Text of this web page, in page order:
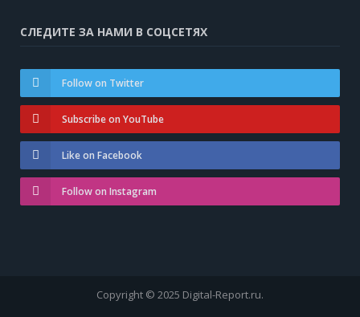
СЛЕДИТЕ ЗА НАМИ В СОЦСЕТЯХ
Follow on Twitter
Subscribe on YouTube
Like on Facebook
Follow on Instagram
Copyright © 2025 Digital-Report.ru.